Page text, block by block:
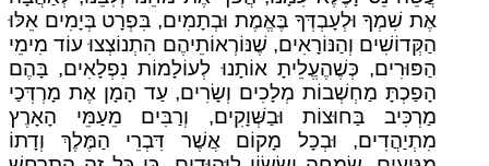
אֶת שִׁמְךָ וּלְעָבְדְּךָ בֶּאֱמֶת וּבְתָמִים, בִּפְרָט בְּיָמִים אֵלּוּ
הַקְּדוֹשִׁים וְהַנּוֹרָאִים, שֶׁנּוֹרְאוֹתֵיהֶם הִתְנוֹצְצוּ עוֹד מִימֵי
הַפּוּרִים, כְּשֶׁהֶעֱלֵיתָ אוֹתָנוּ לְעוֹלָמוֹת נִפְלָאִים, בָּהֶם
הָפַכְתָּ מַחְשְׁבוֹת מְלָכִים וְשָׂרִים, עַד הָמָן אֶת מָרְדְּכַי
מַרְכִּיב בַּחוּצוֹת וּבַשְּׁוָקִים, וְרַבִּים מֵעַמֵּי הָאָרֶץ
מִתְיַהֲדִים, וּבְכָל מָקוֹם אֲשֶׁר דִּבְרֵי הַמֶּלֶךְ וְדָתוֹ